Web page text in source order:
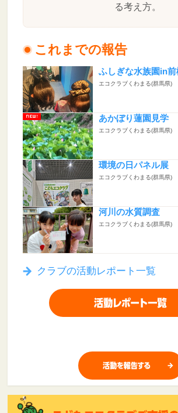
る考え方。
これまでの報告
ふしぎな水族園in前
エコクラブくわまる(群馬県)
あかぼり蓮園見学
エコクラブくわまる(群馬県)
環境の日パネル展
エコクラブくわまる(群馬県)
河川の水質調査
エコクラブくわまる(群馬県)
クラブの活動レポート一覧